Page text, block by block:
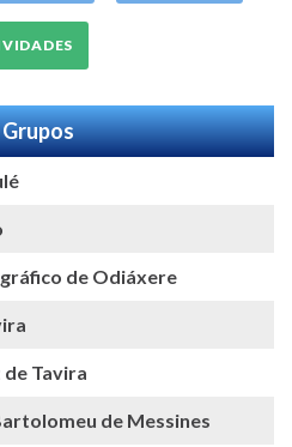
de Odiáxere
de Tavira
de Messines